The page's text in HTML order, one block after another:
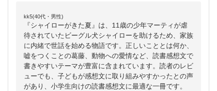
kk5(40代・男性)
『シャイローがきた夏』は、11歳の少年マーティが虐
待されていたビーグル犬シャイローを助けるため、家族
に内緒で世話を始める物語です。正しいこととは何か、
嘘をつくことの葛藤、動物への愛情など、読書感想文で
書きやすいテーマが豊富に含まれています。読者のレビ
ューでも、子どもが感想文に取り組みやすかったとの声
があり、小学生向けの読書感想文に最適な一冊です。